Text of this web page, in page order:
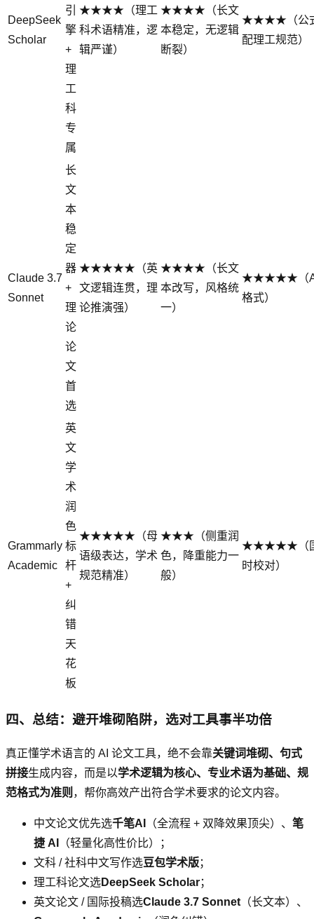
DeepSeek
Scholar
引
擎
+
理
工
科
专
属
★★★★（理工
科术语精准，逻
辑严谨）
★★★★（长文
本稳定，无逻辑
断裂）
★★★★（公式
配理工规范）
Claude 3.7
Sonnet
长
文
本
稳
定
器
+
理
论
论
文
首
选
★★★★★（英
文逻辑连贯，理
论推演强）
★★★★（长文
本改写，风格统
一）
★★★★★（
格式）
Grammarly
Academic
英
文
学
术
润
色
标
杆
+
纠
错
天
花
板
★★★★★（母
语级表达，学术
规范精准）
★★★（侧重润
色，降重能力一
般）
★★★★★（国
时校对）
四、总结：避开堆砌陷阱，选对工具事半功倍
真正懂学术语言的 AI 论文工具，绝不会靠关键词堆砌、句式
拼接生成内容，而是以学术逻辑为核心、专业术语为基础、规
范格式为准则 ，帮你高效产出符合学术要求的论文内容。
中文论文优先选千笔AI （全流程 + 双降效果顶尖）、 笔
捷 AI
（轻量化高性价比）；
文科 / 社科中文写作选豆包学术版；
理工科论文选DeepSeek Scholar；
英文论文 / 国际投稿选Claude 3.7 Sonnet （长文本）、